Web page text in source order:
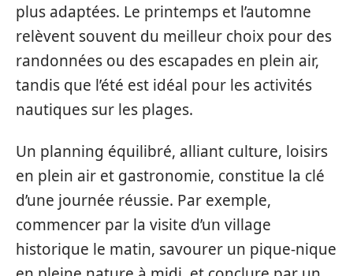
plus adaptées. Le printemps et l’automne
relèvent souvent du meilleur choix pour des
randonnées ou des escapades en plein air,
tandis que l’été est idéal pour les activités
nautiques sur les plages.
Un planning équilibré, alliant culture, loisirs
en plein air et gastronomie, constitue la clé
d’une journée réussie. Par exemple,
commencer par la visite d’un village
historique le matin, savourer un pique-nique